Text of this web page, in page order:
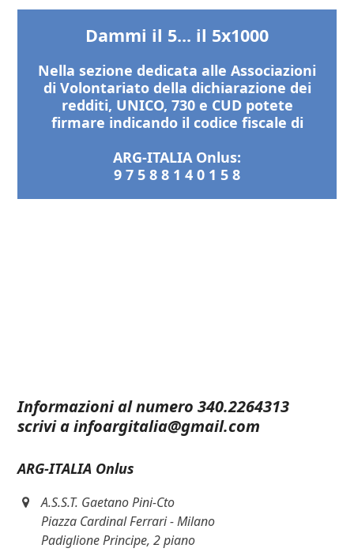
Dammi il 5... il 5x1000
Nella sezione dedicata alle Associazioni
di Volontariato della dichiarazione dei
redditi, UNICO, 730 e CUD potete
firmare indicando il codice fiscale di
ARG-ITALIA Onlus:
9 7 5 8 8 1 4 0 1 5 8
Informazioni al numero340.2264313
scrivi ainfoargitalia@gmail.com
ARG-ITALIA Onlus
A.S.S.T. Gaetano Pini-Cto
Piazza Cardinal Ferrari - Milano
Padiglione Principe, 2 piano